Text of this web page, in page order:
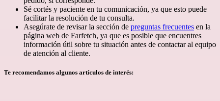
Sé cortés y paciente en tu comunicación, ya que esto puede
facilitar la resolución de tu consulta.
Asegúrate de revisar la sección de preguntas frecuentes en la
página web de Farfetch, ya que es posible que encuentres
información útil sobre tu situación antes de contactar al equipo
de atención al cliente.
Te recomendamos algunos artículos de interés: